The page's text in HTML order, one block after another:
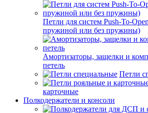
Петли для систем Push-To-
пружиной или без пружины)
Амортизаторы, защелки и
петель
Петли
карточные
Полкодержатели и консоли